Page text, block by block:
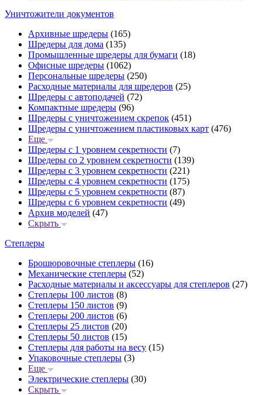
Уничтожители документов
Архивные шредеры (165)
Шредеры для дома (135)
Промышленные шредеры для бумаги (18)
Офисные шредеры (1062)
Персональные шредеры (250)
Расходные материалы для шредеров (25)
Шредеры с автоподачей (72)
Компактные шредеры (96)
Шредеры с уничтожением скрепок (451)
Шредеры с уничтожением пластиковых карт (476)
Еще
Шредеры с 1 уровнем секретности (7)
Шредеры со 2 уровнем секретности (139)
Шредеры с 3 уровнем секретности (221)
Шредеры с 4 уровнем секретности (175)
Шредеры с 5 уровнем секретности (87)
Шредеры с 6 уровнем секретности (49)
Архив моделей (47)
Скрыть
Степлеры
Брошюровочные степлеры (16)
Механические степлеры (52)
Расходные материалы и аксессуары для степлеров (27)
Степлеры 100 листов (8)
Степлеры 150 листов (9)
Степлеры 200 листов (6)
Степлеры 25 листов (20)
Степлеры 50 листов (15)
Степлеры для работы на весу (15)
Упаковочные степлеры (3)
Еще
Электрические степлеры (30)
Скрыть